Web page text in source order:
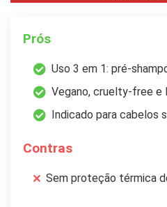
Prós
Uso 3 em 1: pré-
Vegano, cruelty-free e
Indicado para cabelos
Contras
Sem proteção térmica